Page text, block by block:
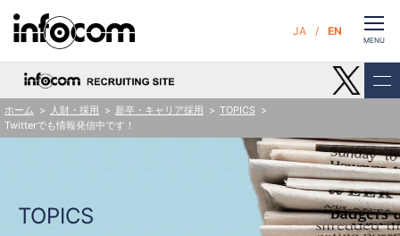
CLOSE
MENU
人財・採用 新卒・キャリア採用
TOPICS
Twitterでも情報発信中です！
TOPICS
JA EN
ホーム
サービス
サステナビリティ